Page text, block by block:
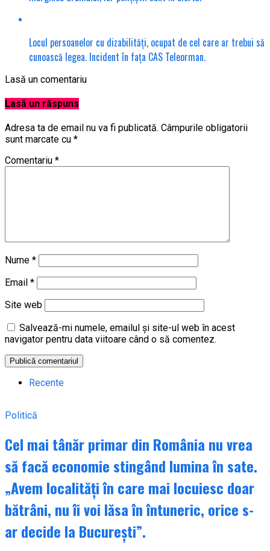
Locul persoanelor cu dizabilități, ocupat de cel care ar trebui să
cunoască legea. Incident în fața CAS Teleorman.
Lasă un comentariu
Lasă un răspuns
Adresa ta de email nu va fi publicată. Câmpurile obligatorii
sunt marcate cu *
Comentariu *
Nume *
Email *
Site web
Salvează-mi numele, emailul și site-ul web în acest
navigator pentru data viitoare când o să comentez.
Recente
Politică
Cel mai tânăr primar din România nu vrea
să facă economie stingând lumina în sate.
„Avem localități în care mai locuiesc doar
bătrâni, nu îi voi lăsa în întuneric, orice s-
ar decide la București”.